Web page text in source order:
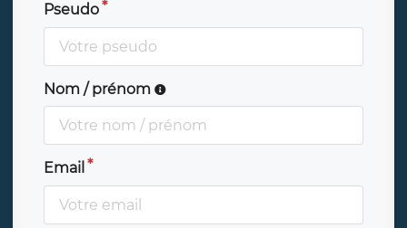
Pseudo
Nom / prénom
Email